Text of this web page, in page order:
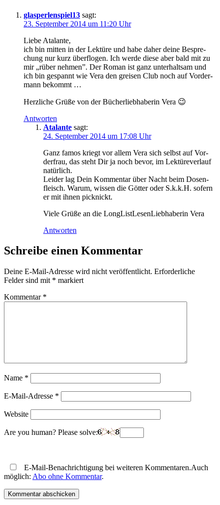
glasperlenspiel13 sagt:
23. September 2014 um 11:20 Uhr
Lie­be Atalante,
ich bin mit­ten in der Lek­tü­re und ha­be da­her dei­ne Be­spre­
chung nur kurz über­flo­gen. Ich wer­de die­se aber bald mit zu
mir „rü­ber neh­men”. Der Ro­man ist ganz un­ter­halt­sam und
ich bin ge­spannt wie Ve­ra den grei­sen Club noch auf Vor­der­
mann bekommt …
Herz­li­che Grü­ße von der Bü­cher­lieb­ha­be­rin Vera 😉
Antworten
Atalante sagt:
24. September 2014 um 17:08 Uhr
Ganz fa­mos kriegt vor al­lem Ve­ra sich selbst auf Vor­
der­frau, das steht Dir ja noch be­vor, im Lek­tü­re­ver­lauf
natürlich.
Lei­der lag Dein Kom­men­tar über Nacht beim Do­sen­
fleisch. War­um, wis­sen die Göt­ter oder S.k.k.H. so­fern
er mit ih­nen picknickt.
Vie­le Grü­ße an die Long­List­Le­sen­Lieb­ha­be­rin Vera
Antworten
Schreibe einen Kommentar
Deine E-Mail-Adresse wird nicht veröffentlicht. Erforderliche
Felder sind mit * markiert
Kommentar *
Name *
E-Mail-Adresse *
Website
Are you human? Please solve:
E-Mail-Benachrichtigung bei weiteren Kommentaren.Auch
möglich: Abo ohne Kommentar.